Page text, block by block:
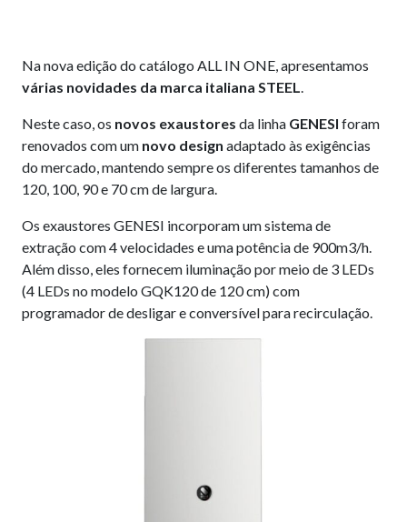
Na nova edição do catálogo ALL IN ONE, apresentamos
várias novidades da marca italiana STEEL.
Neste caso, os novos exaustores da linha GENESI foram
renovados com um novo design adaptado às exigências
do mercado, mantendo sempre os diferentes tamanhos de
120, 100, 90 e 70 cm de largura.
Os exaustores GENESI incorporam um sistema de
extração com 4 velocidades e uma potência de 900m3/h.
Além disso, eles fornecem iluminação por meio de 3 LEDs
(4 LEDs no modelo GQK120 de 120 cm) com
programador de desligar e conversível para recirculação.